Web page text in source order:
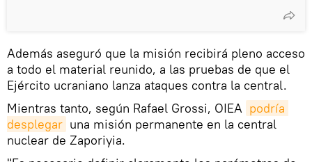
Además aseguró que la misión recibirá pleno acceso
a todo el material reunido, a las pruebas de que el
Ejército ucraniano lanza ataques contra la central.
Mientras tanto, según Rafael Grossi, OIEA podría
desplegar una misión permanente en la central
nuclear de Zaporiyia.